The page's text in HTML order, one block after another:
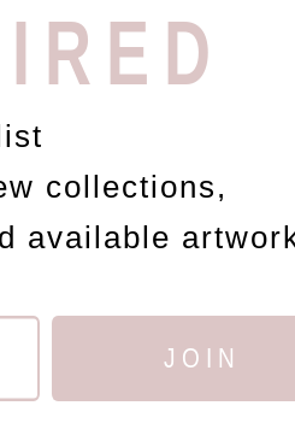
collections,
available
JOIN